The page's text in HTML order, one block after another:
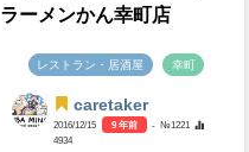
ラーメンかん幸町店
レストラン・居酒屋 幸町
caretaker
2016/12/15 9 年前
- №1221
4934